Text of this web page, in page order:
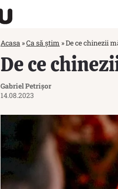
Acasa »Ca să știm »De ce chinezii
De ce
Gabriel Petrișor
14.08.2023